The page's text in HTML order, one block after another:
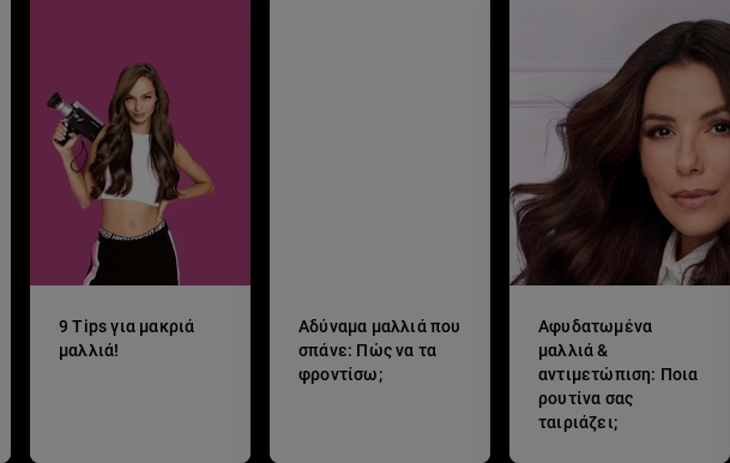
9 Tips για μακριά
μαλλιά!
Αδύναμα μαλλιά που
σπάνε: Πώς να τα
φροντίσω;
Αφυδατωμένα
μαλλιά &
αντιμετώπιση: Ποια
ρουτίνα σας
ταιριάζει;